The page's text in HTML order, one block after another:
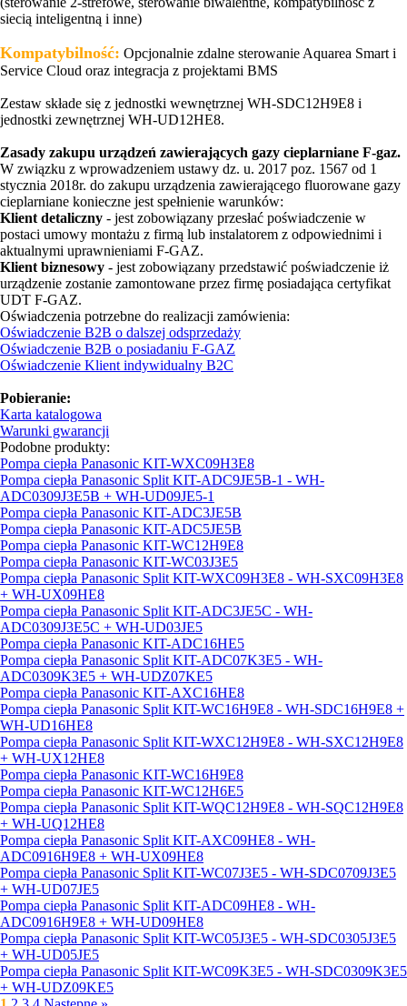
siecią inteligentną i inne)
Kompatybilność: Opcjonalnie zdalne sterowanie Aquarea Smart i
Service Cloud oraz integracja z projektami BMS
Zestaw składe się z jednostki wewnętrznej WH-SDC12H9E8 i
jednostki zewnętrznej WH-UD12HE8.
Zasady zakupu urządzeń zawierających gazy cieplarniane F-gaz.
W związku z wprowadzeniem ustawy dz. u. 2017 poz. 1567 od 1
stycznia 2018r. do zakupu urządzenia zawierającego fluorowane gazy
cieplarniane konieczne jest spełnienie warunków:
Klient detaliczny - jest zobowiązany przesłać poświadczenie w
postaci umowy montażu z firmą lub instalatorem z odpowiednimi i
aktualnymi uprawnieniami F-GAZ.
Klient biznesowy - jest zobowiązany przedstawić poświadczenie iż
urządzenie zostanie zamontowane przez firmę posiadająca certyfikat
UDT F-GAZ.
Oświadczenia potrzebne do realizacji zamówienia:
Oświadczenie B2B o dalszej odsprzedaży
Oświadczenie B2B o posiadaniu F-GAZ
Oświadczenie Klient indywidualny B2C
Pobieranie:
Karta katalogowa
Warunki gwarancji
Podobne produkty:
Pompa ciepła Panasonic KIT-WXC09H3E8
Pompa ciepła Panasonic Split KIT-ADC9JE5B-1 - WH-
ADC0309J3E5B + WH-UD09JE5-1
Pompa ciepła Panasonic KIT-ADC3JE5B
Pompa ciepła Panasonic KIT-ADC5JE5B
Pompa ciepła Panasonic KIT-WC12H9E8
Pompa ciepła Panasonic KIT-WC03J3E5
Pompa ciepła Panasonic Split KIT-WXC09H3E8 - WH-SXC09H3E8
+ WH-UX09HE8
Pompa ciepła Panasonic Split KIT-ADC3JE5C - WH-
ADC0309J3E5C + WH-UD03JE5
Pompa ciepła Panasonic KIT-ADC16HE5
Pompa ciepła Panasonic Split KIT-ADC07K3E5 - WH-
ADC0309K3E5 + WH-UDZ07KE5
Pompa ciepła Panasonic KIT-AXC16HE8
Pompa ciepła Panasonic Split KIT-WC16H9E8 - WH-SDC16H9E8 +
WH-UD16HE8
Pompa ciepła Panasonic Split KIT-WXC12H9E8 - WH-SXC12H9E8
+ WH-UX12HE8
Pompa ciepła Panasonic KIT-WC16H9E8
Pompa ciepła Panasonic KIT-WC12H6E5
Pompa ciepła Panasonic Split KIT-WQC12H9E8 - WH-SQC12H9E8
+ WH-UQ12HE8
Pompa ciepła Panasonic Split KIT-AXC09HE8 - WH-
ADC0916H9E8 + WH-UX09HE8
Pompa ciepła Panasonic Split KIT-WC07J3E5 - WH-SDC0709J3E5
+ WH-UD07JE5
Pompa ciepła Panasonic Split KIT-ADC09HE8 - WH-
ADC0916H9E8 + WH-UD09HE8
Pompa ciepła Panasonic Split KIT-WC05J3E5 - WH-SDC0305J3E5
+ WH-UD05JE5
Pompa ciepła Panasonic Split KIT-WC09K3E5 - WH-SDC0309K3E5
+ WH-UDZ09KE5